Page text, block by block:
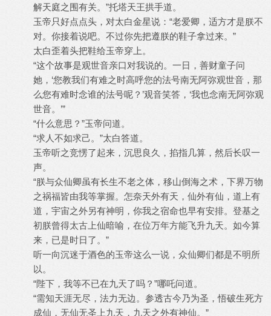
解天庭之围有关。”托塔天王拱手道。
玉帝只好点点头，对太白金星说：“老爱卿，适方才是朕不
对。你接着说吧。不过你先把遵朕的鞋子拿过来。”
太白歪着头把鞋给玉帝穿上。
“这个故事是观世音亲口对我说的。一日，善财童子问
她，‘您教我们有难之时高呼您的法号南无阿弥观世音，那
么您有难时念谁的法号呢？’观音笑答，‘我也念南无阿弥观
世音。’”
“什么意思？”玉帝问道。
“求人不如求己。”太白答道。
玉帝听之竞愣了起来，沉思良久，掐指几算，然后长叹一
声。
“朕与众仙卿虽有长生不老之体，移山倒海之术，下界万物
之祸福皆由我等掌握。怎奈天外有天，仙外有仙，道上有
道，宇宙之外另有神明，你我之宿命也早有安排。登基之
初朕曾得太古上仙暗喻，在位万年方能飞升九天。如今算
来，已是时日了。”
听一向沉迷于酒色的玉帝这么一说，众仙卿们都是不明所
以。
“陛下，我等不已在九天了吗？”哪吒问道。
“需知天涯无尽，法力无边。参透古今乃为圣，悟破生死方
成仙，无仙无圣上九天，九天之外有神仙。”